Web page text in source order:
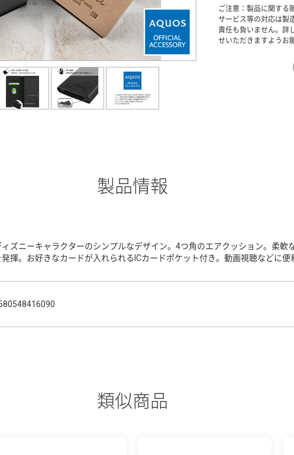
ご注意：製品に関する
サービス等の対応は製
責任も負いません。詳
せいただきますようお
製品情報
ィズニーキャラクターのシンプルなデザイン。4つ角のエアクッション。柔軟
発揮。お好きなカードが入れられるICカードポケット付き。動画視聴などに便
類似商品